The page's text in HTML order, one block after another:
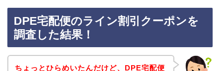
DPE宅配便のライン割引クーポンを
調査した結果！
ちょっとひらめいたんだけど、DPE宅配便